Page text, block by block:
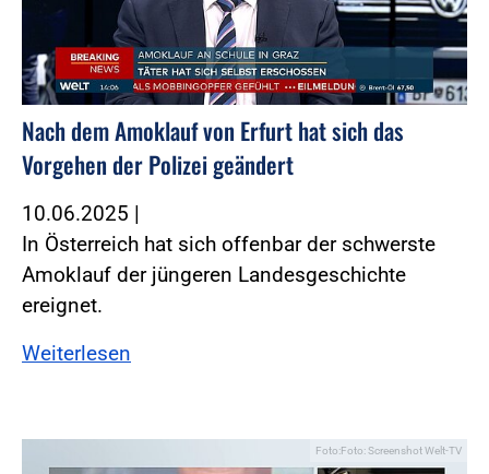
Nach dem Amoklauf von Erfurt hat sich das
Vorgehen der Polizei geändert
10.06.2025 |
In Österreich hat sich offenbar der schwerste
Amoklauf der jüngeren Landesgeschichte
ereignet.
Weiterlesen
Foto:Foto: Screenshot Welt-TV